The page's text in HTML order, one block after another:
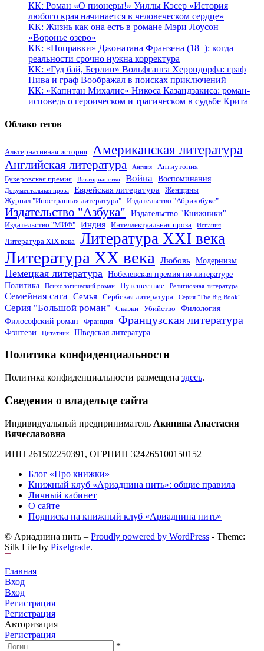
КК: Роман «О пионеры!» Уиллы Кэсер «История
любого края начинается в человеческом сердце»
КК: Жизнь как она есть в романе Мэри Лоусон
«Воронье озеро»
КК: «Поправки» Джонатана Франзена (18+): когда
реальности срочно нужна корректура
КК: «Гуд бай, Берлин» Вольфганга Херрндорфа: граф
Нива и граф Воображал в поисках приключений
КК: «Капитан Михалис» Никоса Казандзакиса: роман-
исповедь о героическом и трагическом в судьбе Крита
Облако тегов
Альтернативная история Американская литература
Английская литература Англия
Антиутопия
Букеровская премия
Викторианство Война Воспоминания
Документальная проза Еврейская литература
Женщины
Журнал "Иностранная литература"
Издательство "Абрикобукс"
Издательство "Азбука" Издательство "Книжники"
Издательство "МИФ" Индия Интеллектуальная проза Испания
Литература XIX века Литература XXI века
Литература XX века Любовь Модернизм
Немецкая литература
Нобелевская премия по литературе
Политика
Психологический роман Путешествие Религиозная литература
Семейная сага Семья Сербская литература Серия "The Big Book"
Серия "Большой роман" Сказки Убийство
Филология
Философский роман
Франция Французская литература
Фэнтези Цитатник Шведская литература
Политика конфиденциальности
Политика конфиденциальности размещена здесь.
Сведения о владельце сайта
Индивидуальный предприниматель Акинина Анастасия
Вячеславовна
ИНН 261502250391, ОГРНИП 324265100150152
Блог «Про книжки»
Книжный клуб «Ариаднина нить»: общие правила
Личный кабинет
О сайте
Подписка на книжный клуб «Ариаднина нить»
© Ариаднина нить – Proudly powered by WordPress - Theme:
Silk Lite by Pixelgrade.
Главная
Вход
Вход
Регистрация
Регистрация
Авторизация
Регистрация
*